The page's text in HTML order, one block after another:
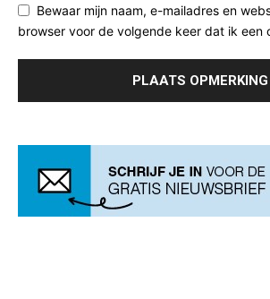
Bewaar mijn naam, e-mailadres en
browser voor de volgende keer dat ik een